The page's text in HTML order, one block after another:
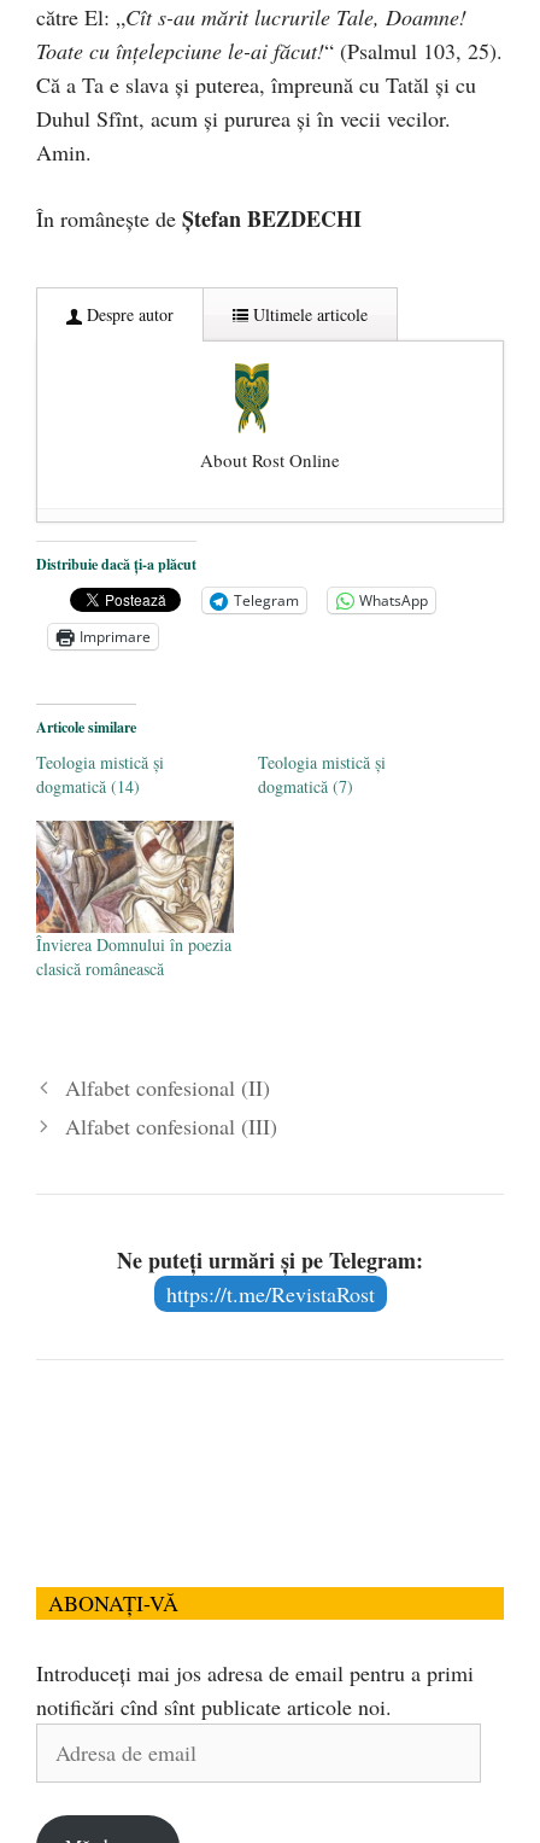
către El: „Cît s-au mărit lucrurile Tale, Doamne!
Toate cu înţelepciune le-ai făcut!“ (Psalmul 103, 25).
Că a Ta e slava şi puterea, împreună cu Tatăl şi cu
Duhul Sfînt, acum şi pururea şi în vecii vecilor.
Amin.
În româneşte de Ştefan BEZDECHI
Despre autor Ultimele articole
About Rost Online
Dezvăluiri cutremurătoare despre
președintele Ucrainei, Volodymyr
Zelensky
- 13 mai 2026
Statul care servește Națiunea
Legea Vexler produce efecte. Bustul
- 16 aprilie 2026
Distribuie dacă ți-a plăcut
Telegram
WhatsApp
Imprimare
Articole similare
Teologia mistică și
dogmatică (14)
Teologia mistică și
dogmatică (7)
Învierea Domnului în poezia
clasică românească
Alfabet confesional (II)
Alfabet confesional (III)
Ne puteți urmări și pe Telegram:
https://t.me/RevistaRost
ABONAȚI-VĂ
Introduceți mai jos adresa de email pentru a primi
notificări cînd sînt publicate articole noi.
Adresa